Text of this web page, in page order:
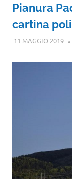
Pianura
cartina
11 MAGGIO 2019